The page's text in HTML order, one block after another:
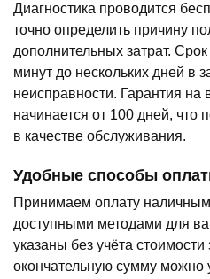
Диагностика проводится
точно определить причину
дополнительных затрат.
минут до нескольких дней в
неисправности. Гарантия
начинается от 100 дней, что
в качестве обслуживания.
Удобные способы
Принимаем оплату
доступными методами для
указаны без учёта
окончательную сумму можно